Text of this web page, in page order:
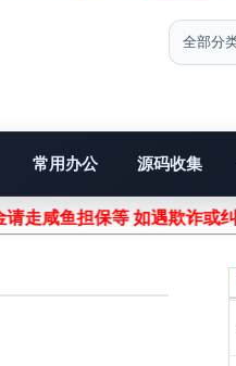
常用办公 源码收集
走咸鱼担保等 如遇欺诈或纠